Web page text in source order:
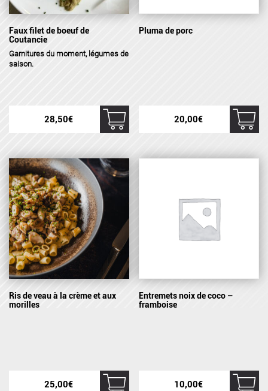
Faux filet de boeuf de
Coutancie
Garnitures du moment, légumes de
saison.
28,50€
Pluma de porc
20,00€
Ris de veau à la crème et aux
morilles
25,00€
Entremets noix de coco –
framboise
10,00€